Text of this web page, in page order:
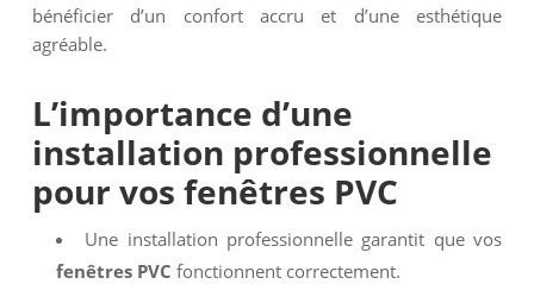
bénéficier d’un confort accru et d’une esthétique
agréable.
L’importance d’une
installation professionnelle
pour vos fenêtres PVC
Une installation professionnelle garantit que vos
fenêtres PVC fonctionnent correctement.